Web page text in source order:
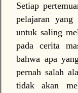
Setiap
pelajaran
untuk saling
pada cerita
bahwa apa
pernah salah
tidak akan